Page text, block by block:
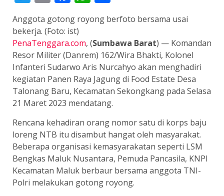
Anggota gotong royong berfoto bersama usai
bekerja. (Foto: ist)
PenaTenggara.com, (Sumbawa Barat) — Komandan
Resor Militer (Danrem) 162/Wira Bhakti, Kolonel
Infanteri Sudarwo Aris Nurcahyo akan menghadiri
kegiatan Panen Raya Jagung di Food Estate Desa
Talonang Baru, Kecamatan Sekongkang pada Selasa
21 Maret 2023 mendatang.
Rencana kehadiran orang nomor satu di korps baju
loreng NTB itu disambut hangat oleh masyarakat.
Beberapa organisasi kemasyarakatan seperti LSM
Bengkas Maluk Nusantara, Pemuda Pancasila, KNPI
Kecamatan Maluk berbaur bersama anggota TNI-
Polri melakukan gotong royong.